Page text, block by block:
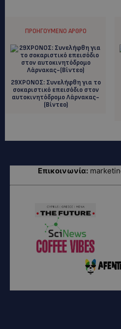
ΠΡΟΗΓΟΎΜΕΝΟ ΆΡΘΡΟ
29ΧΡΟΝΟΣ: Συνελήφθη για το
σοκαριστικό επεισόδιο στον
αυτοκινητόδρομο Λάρνακας-
(Βίντεο)
Επικοινωνία: